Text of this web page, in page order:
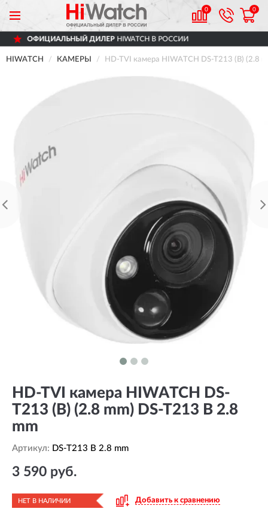
0 0
ДИЛЕРHIWATCH В РОССИИ
HIWATCH КАМЕРЫ HD-TVI камера HIWATCH DS-T213 (B) (2.8
HD-TVI камера HIWATCH DS-
T213 (B) (2.8 mm) DS-T213 B 2.8
mm
Артикул: DS-T213 B 2.8 mm
3 590 руб.
НЕТ В НАЛИЧИИ Добавить к сравнению